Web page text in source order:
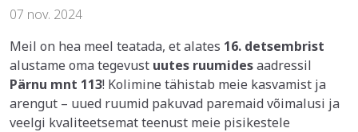
07 nov. 2024
Meil on hea meel teatada, et alates 16. detsembrist
alustame oma tegevust uutes ruumidesaadressil
Pärnu mnt 113! Kolimine tähistab meie kasvamist ja
arengut – uued ruumid pakuvad paremaid võimalusi ja
veelgi kvaliteetsemat teenust meie pisikestele